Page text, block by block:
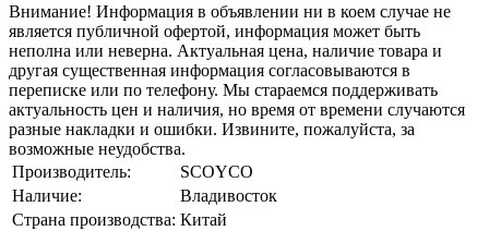
Внимание! Информация в объявлении ни в коем случае не
является публичной офертой, информация может быть
неполна или неверна. Актуальная цена, наличие товара и
другая существенная информация согласовываются в
переписке или по телефону. Мы стараемся поддерживать
актуальность цен и наличия, но время от времени случаются
разные накладки и ошибки. Извините, пожалуйста, за
возможные неудобства.
Производитель:
SCOYCO
Наличие:
Владивосток
Страна производства: Китай